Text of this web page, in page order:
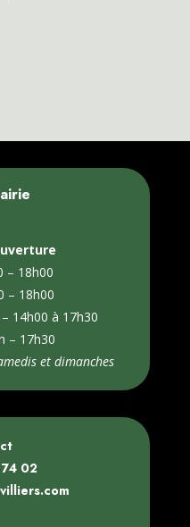
– 18h00
– 18h00
14h00 à 17h30
– 17h30
et dimanches
02